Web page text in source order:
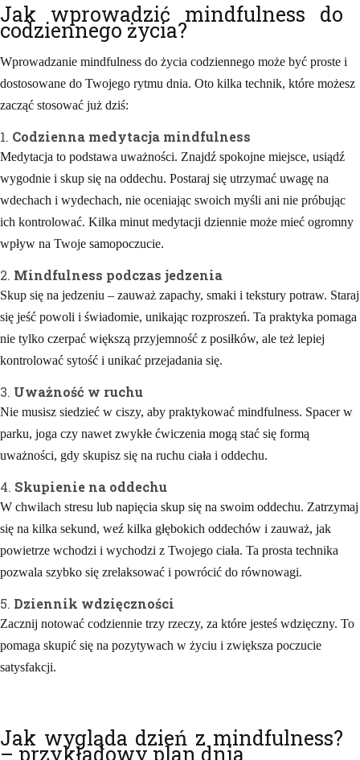
Jak wprowadzić mindfulness do
codziennego życia?
Wprowadzanie mindfulness do życia codziennego może być proste i
dostosowane do Twojego rytmu dnia. Oto kilka technik, które możesz
zacząć stosować już dziś:
1. Codzienna medytacja mindfulness
Medytacja to podstawa uważności. Znajdź spokojne miejsce, usiądź
wygodnie i skup się na oddechu. Postaraj się utrzymać uwagę na
wdechach i wydechach, nie oceniając swoich myśli ani nie próbując
ich kontrolować. Kilka minut medytacji dziennie może mieć ogromny
wpływ na Twoje samopoczucie.
2. Mindfulness podczas jedzenia
Skup się na jedzeniu – zauważ zapachy, smaki i tekstury potraw. Staraj
się jeść powoli i świadomie, unikając rozproszeń. Ta praktyka pomaga
nie tylko czerpać większą przyjemność z posiłków, ale też lepiej
kontrolować sytość i unikać przejadania się.
3. Uważność w ruchu
Nie musisz siedzieć w ciszy, aby praktykować mindfulness. Spacer w
parku, joga czy nawet zwykłe ćwiczenia mogą stać się formą
uważności, gdy skupisz się na ruchu ciała i oddechu.
4. Skupienie na oddechu
W chwilach stresu lub napięcia skup się na swoim oddechu. Zatrzymaj
się na kilka sekund, weź kilka głębokich oddechów i zauważ, jak
powietrze wchodzi i wychodzi z Twojego ciała. Ta prosta technika
pozwala szybko się zrelaksować i powrócić do równowagi.
5. Dziennik wdzięczności
Zacznij notować codziennie trzy rzeczy, za które jesteś wdzięczny. To
pomaga skupić się na pozytywach w życiu i zwiększa poczucie
satysfakcji.
Jak wygląda dzień z mindfulness?
– przykładowy plan dnia